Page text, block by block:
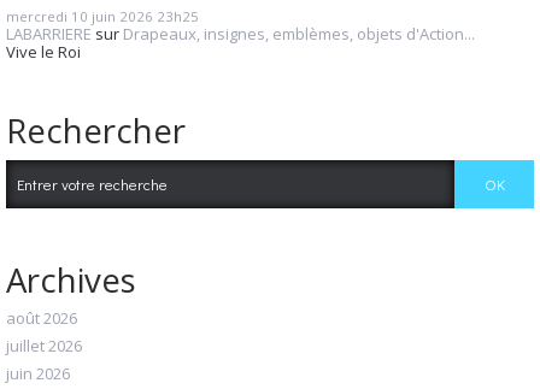
mercredi 10 juin 2026 23h25
LABARRIERE sur Drapeaux, insignes, emblèmes, objets d'Action...
Vive le Roi
Rechercher
Archives
août 2026
juillet 2026
juin 2026